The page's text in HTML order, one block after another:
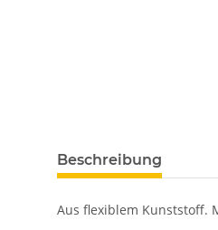
Beschreibung
Aus flexiblem Kunststoff.